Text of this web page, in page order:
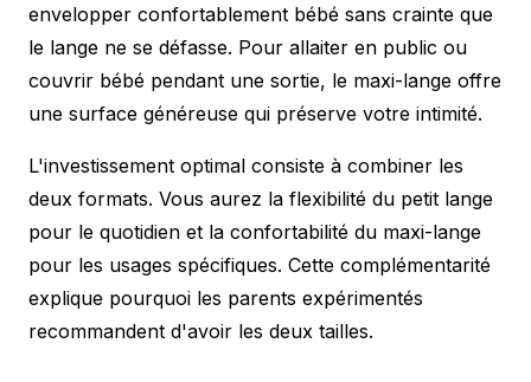
envelopper confortablement bébé sans crainte que
le lange ne se défasse. Pour allaiter en public ou
couvrir bébé pendant une sortie, le maxi-lange offre
une surface généreuse qui préserve votre intimité.
L'investissement optimal consiste à combiner les
deux formats. Vous aurez la flexibilité du petit lange
pour le quotidien et la confortabilité du maxi-lange
pour les usages spécifiques. Cette complémentarité
explique pourquoi les parents expérimentés
recommandent d'avoir les deux tailles.